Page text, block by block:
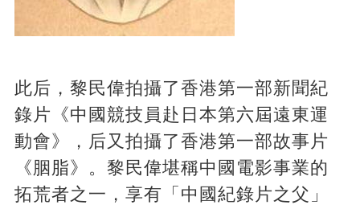
此后，黎民偉拍攝了香港第一部新聞紀
錄片《中國競技員赴日本第六屆遠東運
動會》，后又拍攝了香港第一部故事片
《胭脂》。黎民偉堪稱中國電影事業的
拓荒者之一，享有「中國紀錄片之父」